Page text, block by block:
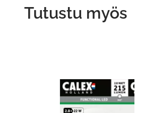
Tutustu myös